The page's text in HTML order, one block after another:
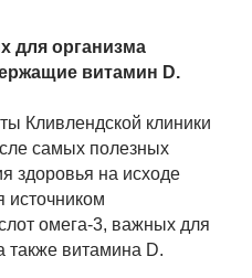
для организма
витамин D.
Кливлендской клиники
самых полезных
здоровья на исходе
источником
омега-3, важных для
также витамина D.